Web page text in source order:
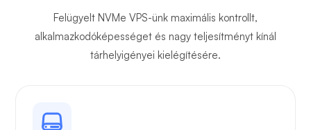
Felügyelt NVMe VPS-ünk maximális kontrollt,
alkalmazkodóképességet és nagy teljesítményt kínál
tárhelyigényei kielégítésére.